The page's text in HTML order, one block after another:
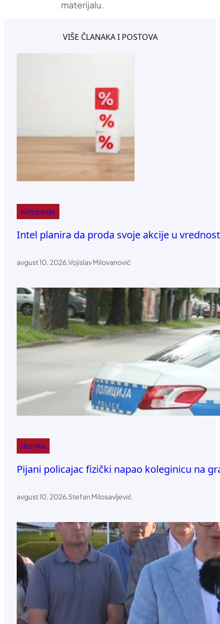
materijalu.
VIŠE ČLANAKA I POSTOVA
Kompanije
Intel planira da proda svoje akcije u
avgust 10, 2026.Vojislav Milovanović
Hronika
Pijani policajac fizički napao koleginicu na
avgust 10, 2026.Stefan Milosavljević